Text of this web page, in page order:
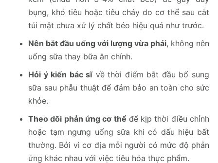
bụng, khó tiêu hoặc tiêu chảy do cơ thể sau cắt
túi mật chưa xử lý chất béo hiệu quả như trước.
Nên bắt đầu uống với lượng vừa phải, không nên
uống sữa thay bữa ăn chính.
Hỏi ý kiến bác sĩvề thời điểm bắt đầu bổ sung
sữa sau phẫu thuật để đảm bảo an toàn cho sức
khỏe.
Theo dõi phản ứng cơ thể để kịp thời điều chỉnh
hoặc tạm ngưng uống sữa khi có dấu hiệu bất
thường. Bởi vì cơ địa mỗi người có mức độ phản
ứng khác nhau với việc tiêu hóa thực phẩm.